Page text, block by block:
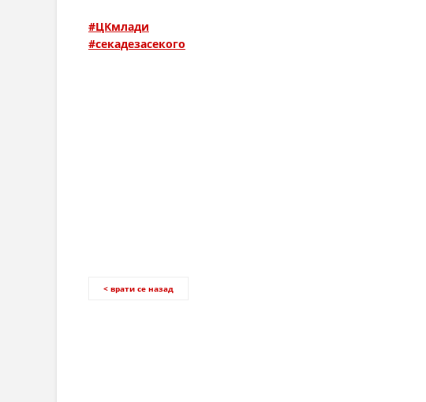
#ЦКмлади
#секадезасекого
< врати се назад